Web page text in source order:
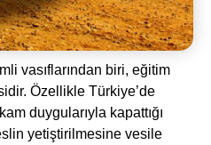
vasıflarından biri, eğitim
Özellikle Türkiye’de
duygularıyla kapattığı
yetiştirilmesine vesile